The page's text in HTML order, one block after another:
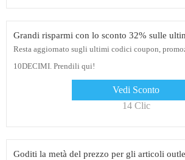
Grandi risparmi con lo sconto 32% sulle
Resta aggiornato sugli ultimi codici coupon,
10DECIMI. Prendili qui!
Vedi Sconto
14 Clic
Goditi la metà del prezzo per gli articoli